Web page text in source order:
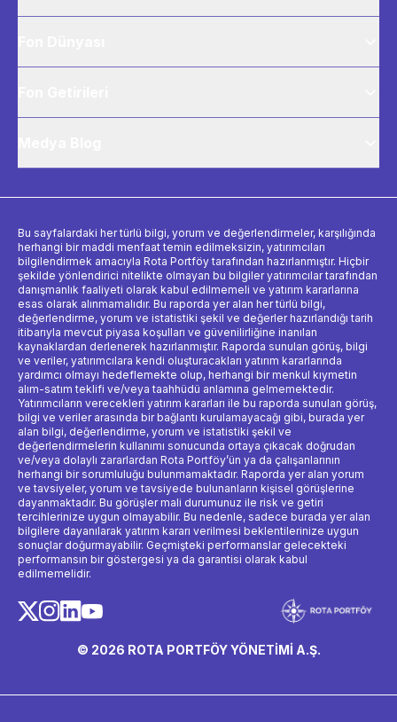
Bu sayfalardaki her türlü bilgi, yorum ve değerlendirmeler, karşılığında
herhangi bir maddi menfaat temin edilmeksizin, yatırımcıları
bilgilendirmek amacıyla Rota Portföy tarafından hazırlanmıştır. Hiçbir
şekilde yönlendirici nitelikte olmayan bu bilgiler yatırımcılar tarafından
danışmanlık faaliyeti olarak kabul edilmemeli ve yatırım kararlarına
esas olarak alınmamalıdır. Bu raporda yer alan her türlü bilgi,
değerlendirme, yorum ve istatistiki şekil ve değerler hazırlandığı tarih
itibarıyla mevcut piyasa koşulları ve güvenilirliğine inanılan
kaynaklardan derlenerek hazırlanmıştır. Raporda sunulan görüş, bilgi
ve veriler, yatırımcılara kendi oluşturacakları yatırım kararlarında
yardımcı olmayı hedeflemekte olup, herhangi bir menkul kıymetin
alım-satım teklifi ve/veya taahhüdü anlamına gelmemektedir.
Yatırımcıların verecekleri yatırım kararları ile bu raporda sunulan görüş,
bilgi ve veriler arasında bir bağlantı kurulamayacağı gibi, burada yer
alan bilgi, değerlendirme, yorum ve istatistiki şekil ve
değerlendirmelerin kullanımı sonucunda ortaya çıkacak doğrudan
ve/veya dolaylı zararlardan Rota Portföy’ün ya da çalışanlarının
herhangi bir sorumluluğu bulunmamaktadır. Raporda yer alan yorum
ve tavsiyeler, yorum ve tavsiyede bulunanların kişisel görüşlerine
dayanmaktadır. Bu görüşler mali durumunuz ile risk ve getiri
tercihlerinize uygun olmayabilir. Bu nedenle, sadece burada yer alan
bilgilere dayanılarak yatırım kararı verilmesi beklentilerinize uygun
sonuçlar doğurmayabilir. Geçmişteki performanslar gelecekteki
performansın bir göstergesi ya da garantisi olarak kabul
edilmemelidir.
© 2026 ROTA PORTFÖY YÖNETİMİ A.Ş.